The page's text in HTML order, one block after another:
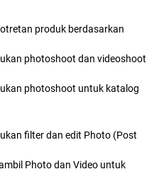
produk berdasarkan
photoshoot dan videoshoot
photoshoot untuk katalog
filter dan edit Photo (Post
Photo dan Video untuk